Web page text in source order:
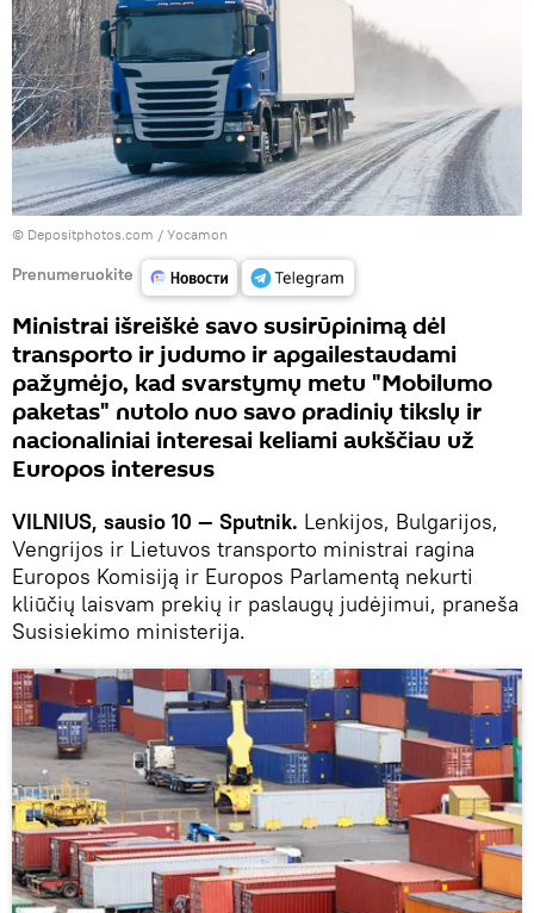
© Depositphotos.com / Уocamon
Prenumeruokite
Ministrai išreiškė savo susirūpinimą dėl
transporto ir judumo ir apgailestaudami
pažymėjo, kad svarstymų metu "Mobilumo
paketas" nutolo nuo savo pradinių tikslų ir
nacionaliniai interesai keliami aukščiau už
Europos interesus
VILNIUS, sausio 10 — Sputnik. Lenkijos, Bulgarijos,
Vengrijos ir Lietuvos transporto ministrai ragina
Europos Komisiją ir Europos Parlamentą nekurti
kliūčių laisvam prekių ir paslaugų judėjimui, praneša
Susisiekimo ministerija.